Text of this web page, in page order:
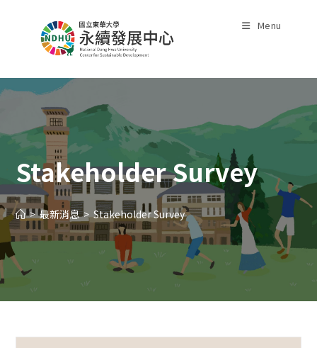
Menu
Stakeholder Survey
> 最新消息 > Stakeholder Survey